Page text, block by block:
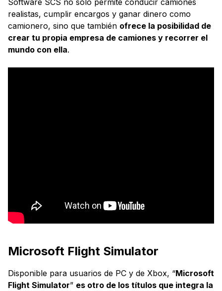
realistas, cumplir encargos y ganar dinero como
camionero, sino que también ofrece la posibilidad de
crear tu propia empresa de camiones y recorrer el
mundo con ella.
Microsoft Flight Simulator
Disponible para usuarios de PC y de Xbox, “Microsoft
Flight Simulator” es otro de los títulos que integra la